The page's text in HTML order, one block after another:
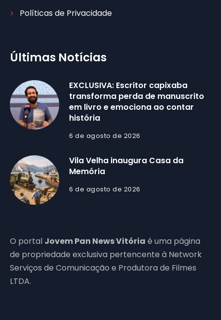
Políticas de Privacidade
Últimas Notícias
EXCLUSIVA: Escritor capixaba
transforma perda de manuscrito
em livro e emociona ao contar
história
6 de agosto de 2026
Vila Velha inaugura Casa da
Memória
6 de agosto de 2026
O portal Jovem Pan News Vitória é uma página
de propriedade exclusiva pertencente à Network
Serviços de Comunicação e Produtora de Filmes
LTDA.